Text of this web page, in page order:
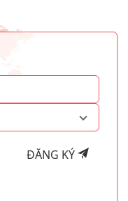
ĐĂNG KÝ